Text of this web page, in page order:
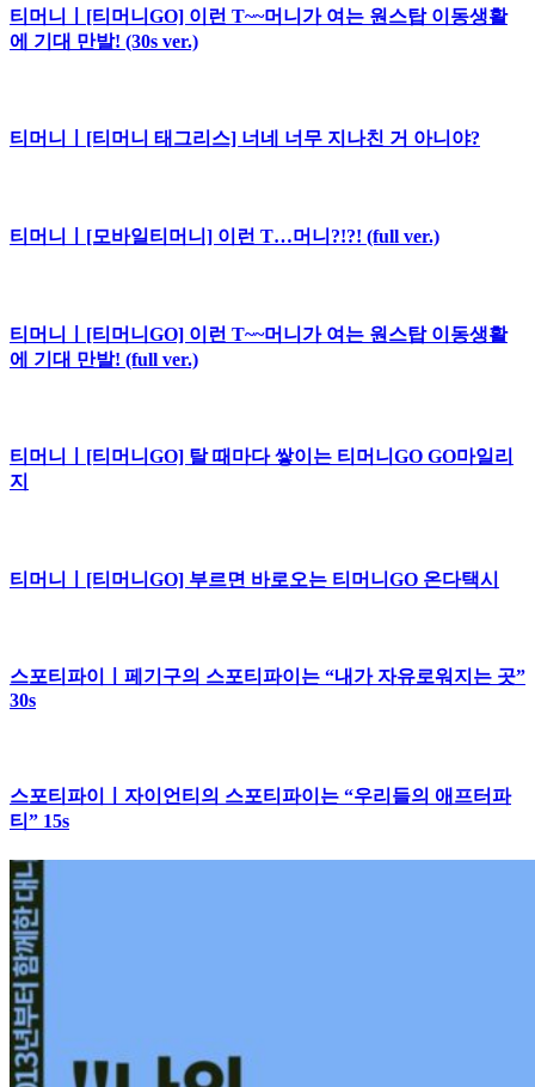
티머니ㅣ[티머니GO] 이런 T~~머니가 여는 원스탑 이동생활
에 기대 만발! (30s ver.)
티머니ㅣ[티머니 태그리스] 너네 너무 지나친 거 아니야?
티머니ㅣ[모바일티머니] 이런 T…머니?!?! (full ver.)
티머니ㅣ[티머니GO] 이런 T~~머니가 여는 원스탑 이동생활
에 기대 만발! (full ver.)
티머니ㅣ[티머니GO] 탈 때마다 쌓이는 티머니GO GO마일리
지
티머니ㅣ[티머니GO] 부르면 바로오는 티머니GO 온다택시
스포티파이ㅣ페기구의 스포티파이는 “내가 자유로워지는 곳”
30s
스포티파이ㅣ자이언티의 스포티파이는 “우리들의 애프터파
티” 15s